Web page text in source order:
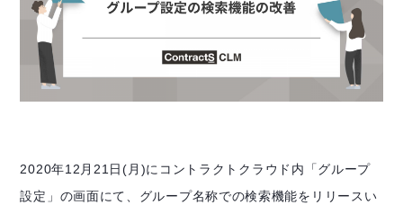
2020年12月21日(月)にコントラクトクラウド内「グループ
設定」の画面にて、グループ名称での検索機能をリリースい